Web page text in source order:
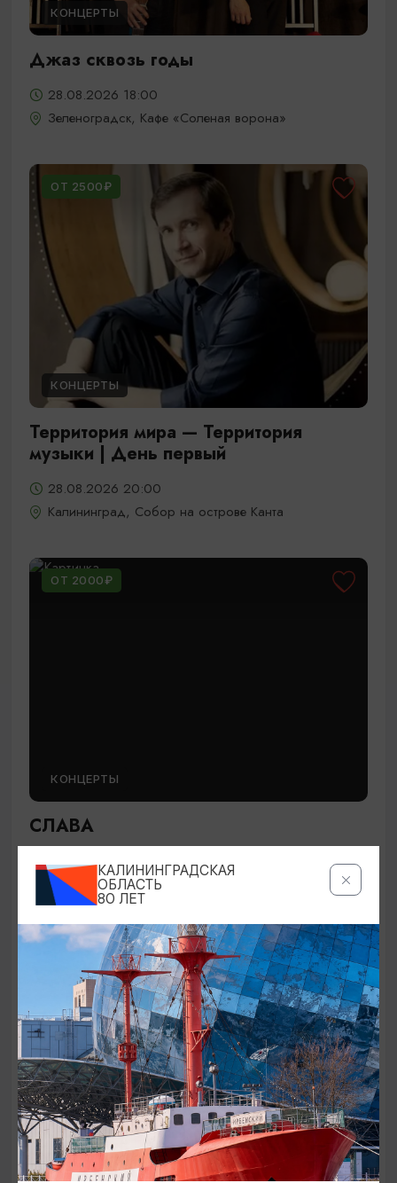
КОНЦЕРТЫ
Джаз сквозь годы
28.08.2026 18:00
Зеленоградск, Кафе «Соленая ворона»
ОТ 2500₽
КОНЦЕРТЫ
Территория мира — Территория
музыки | День первый
28.08.2026 20:00
Калининград, Собор на острове Канта
ОТ 2000₽
КОНЦЕРТЫ
СЛАВА
28.08.2026 19:00
Светлогорск, Театр эстрады «Янтарь-холл»
ОТ 200₽
СПЕКТАКЛИ
КАЛИНИНГРАДСКАЯ
ОБЛАСТЬ
80 ЛЕТ